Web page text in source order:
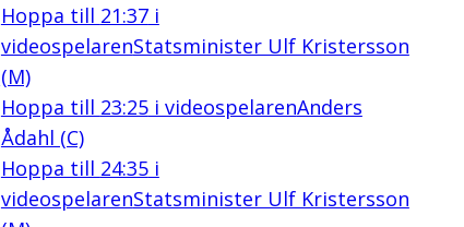
Hoppa till 21:37i
videospelarenStatsminister Ulf Kristersson
(M)
Hoppa till 23:25i videospelarenAnders
Ådahl (C)
Hoppa till 24:35i
videospelarenStatsminister Ulf Kristersson